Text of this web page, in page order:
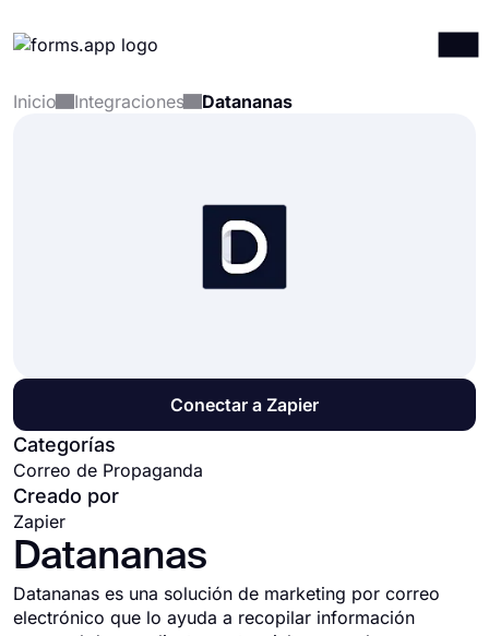
Productos
Inicio Integraciones Datananas
Conectar a Zapier
Categorías
Correo de Propaganda
Creado por
Zapier
Datananas
Datananas es una solución de marketing por correo
electrónico que lo ayuda a recopilar información